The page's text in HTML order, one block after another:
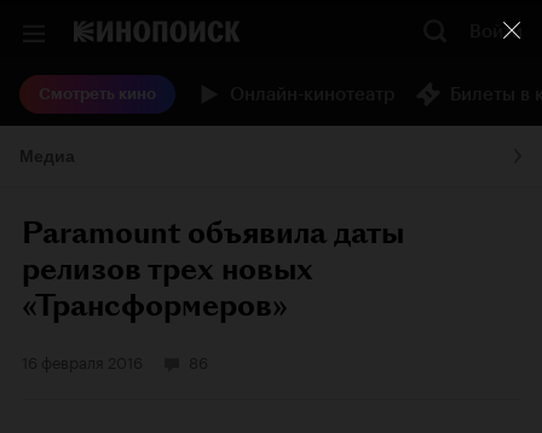
Войти
Смотреть кино
Paramount объявила даты
релизов трех новых
«Трансформеров»